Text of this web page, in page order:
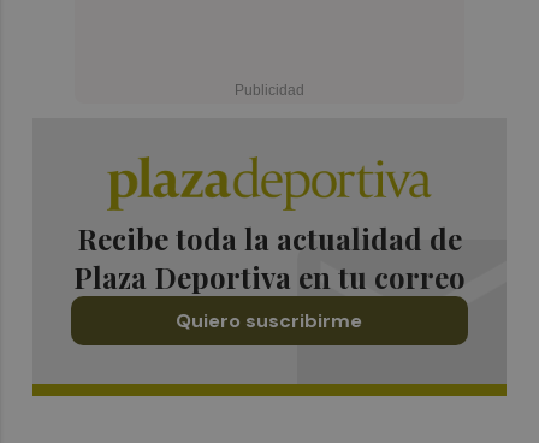
Recibe toda la actualidad de
Plaza Deportiva en tu correo
Quiero suscribirme